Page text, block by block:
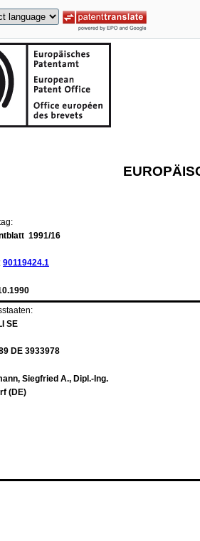
1991/16
90119424.1
SE
DE 3933978
Siegfried A., Dipl.-Ing.
(DE)